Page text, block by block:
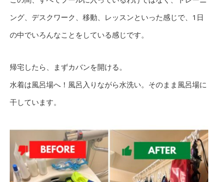
ング、デスクワーク、移動、レッスンといった感じで、1日
の中でいろんなことをしている感じです。
帰宅したら、まずカバンを開ける。
水着は風呂場へ！風呂入りながら水洗い。そのまま風呂場に
干しています。